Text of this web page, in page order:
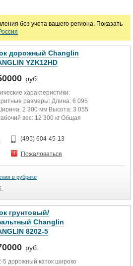
без учета вашего региона. Показать
дорожный Changlin
YZK12HD
руб.
характеристики:
размеры: Длина: 6 095
2 300 мм Высота: 3 055
вес: 12 300 кг Общая
(495) 604-45-13
Пожаловаться
в рубрике
грунтовый/
Changlin
8202-5
руб.
5 дорожный каток широко